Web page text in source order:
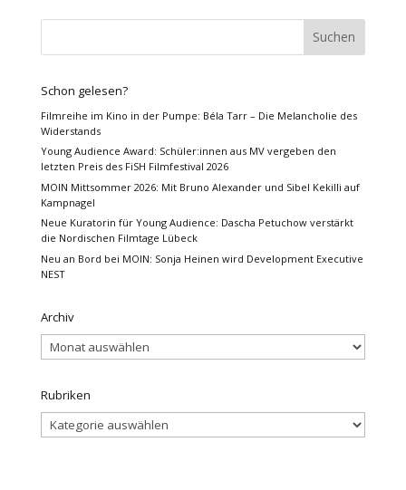
Schon gelesen?
Filmreihe im Kino in der Pumpe: Béla Tarr – Die Melancholie des
Widerstands
Young Audience Award: Schüler:innen aus MV vergeben den
letzten Preis des FiSH Filmfestival 2026
MOIN Mittsommer 2026: Mit Bruno Alexander und Sibel Kekilli auf
Kampnagel
Neue Kuratorin für Young Audience: Dascha Petuchow verstärkt
die Nordischen Filmtage Lübeck
Neu an Bord bei MOIN: Sonja Heinen wird Development Executive
NEST
Archiv
Archiv
Rubriken
Rubriken